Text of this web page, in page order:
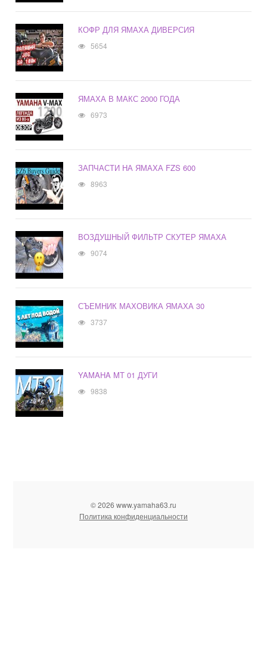
КОФР ДЛЯ ЯМАХА ДИВЕРСИЯ
5654
ЯМАХА В МАКС 2000 ГОДА
6973
ЗАПЧАСТИ НА ЯМАХА FZS 600
8963
ВОЗДУШНЫЙ ФИЛЬТР СКУТЕР ЯМАХА
9074
СЪЕМНИК МАХОВИКА ЯМАХА 30
3737
YAMAHA MT 01 ДУГИ
9838
© 2026 www.yamaha63.ru
Политика конфиденциальности